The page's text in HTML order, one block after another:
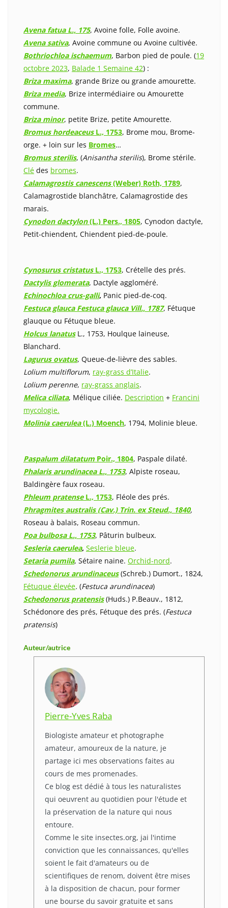
Avena fatua L., 175, Avoine folle, Folle avoine.
Avena sativa, Avoine commune ou Avoine cultivée.
Bothriochloa ischaemum, Barbon pied de poule. (19
octobre 2023, Balade 1 Semaine 42) :
Briza maxima, grande Brize ou grande amourette.
Briza media, Brize intermédiaire ou Amourette
commune.
Briza minor, petite Brize, petite Amourette.
Bromus hordeaceusL., 1753, Brome mou, Brome-
orge. + loin sur les Bromes…
Bromus sterilis, (Anisantha sterilis), Brome stérile.
Clé des bromes.
Calamagrostis canescens(Weber) Roth, 1789,
Calamagrostide blanchâtre, Calamagrostide des
marais.
Cynodon dactylon(L.) Pers., 1805, Cynodon dactyle,
Petit-chiendent, Chiendent pied-de-poule.
Cynosurus cristatusL., 1753, Crételle des prés.
Dactylis glomerata, Dactyle aggloméré.
Echinochloa crus-galli, Panic pied-de-coq.
Festuca glauca Festuca glaucaVill., 1787, Fétuque
glauque ou Fétuque bleue.
Holcus lanatusL., 1753, Houlque laineuse,
Blanchard.
Lagurus ovatus, Queue-de-lièvre des sables.
Lolium multiflorum, ray-grass d’Italie.
Lolium perenne, ray-grass anglais.
Melica ciliata, Mélique ciliée. Description + Francini
mycologie.
Molinia caerulea(L.) Moench, 1794, Molinie bleue.
Paspalum dilatatum Poir., 1804, Paspale dilaté.
Phalaris arundinacea L., 1753, Alpiste roseau,
Baldingère faux roseau.
Phleum pratenseL., 1753, Fléole des prés.
Phragmites australis(Cav.) Trin. ex Steud., 1840,
Roseau à balais, Roseau commun.
Poa bulbosa L., 1753, Pâturin bulbeux.
Sesleria caerulea, Seslerie bleue.
Setaria pumila, Sétaire naine. Orchid-nord.
Schedonorus arundinaceus(Schreb.) Dumort., 1824,
Fétuque élevée. (Festuca arundinacea)
Schedonorus pratensis(Huds.) P.Beauv., 1812,
Schédonore des prés, Fétuque des prés. (Festuca
pratensis)
Auteur/autrice
Pierre-Yves Raba
Biologiste amateur et photographe
amateur, amoureux de la nature, je
partage ici mes observations faites au
cours de mes promenades.
Ce blog est dédié à tous les naturalistes
qui oeuvrent au quotidien pour l'étude et
la préservation de la nature qui nous
entoure.
Comme le site insectes.org, jai l'intime
conviction que les connaissances, qu'elles
soient le fait d'amateurs ou de
scientifiques de renom, doivent être mises
à la disposition de chacun, pour former
une bourse du savoir gratuite et sans